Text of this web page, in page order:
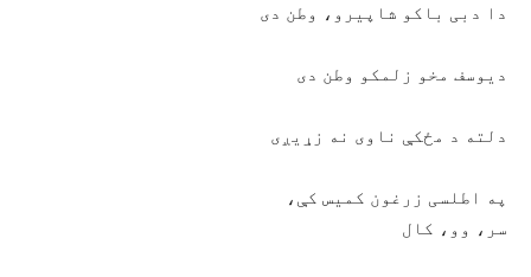
دا دبی باکو شاپيرو، وطن دی
دیوسف مخو زلمکو وطن دی
دلته د مځکې ناوی نه زړیږی
په اطلسی زرغون کمیس کې،
سر، وو، کال